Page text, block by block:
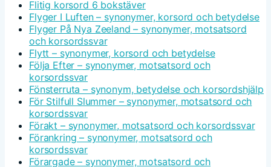
Flitig korsord 6 bokstäver
Flyger I Luften – synonymer, korsord och betydelse
Flyger På Nya Zeeland – synonymer, motsatsord
och korsordssvar
Flytt – synonymer, korsord och betydelse
Följa Efter – synonymer, motsatsord och
korsordssvar
Fönsterruta – synonym, betydelse och korsordshjälp
För Stilfull Slummer – synonymer, motsatsord och
korsordssvar
Förakt – synonymer, motsatsord och korsordssvar
Förankring – synonymer, motsatsord och
korsordssvar
Förargade – synonymer, motsatsord och